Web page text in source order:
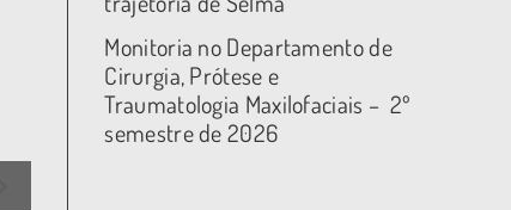
Monitoria no Departamento de
Cirurgia, Prótese e
Traumatologia Maxilofaciais – 2º
semestre de 2026